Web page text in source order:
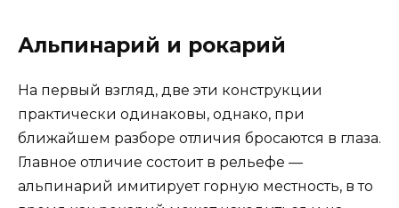
Альпинарий и рокарий
На первый взгляд, две эти конструкции
практически одинаковы, однако, при
ближайшем разборе отличия бросаются в глаза.
Главное отличие состоит в рельефе —
альпинарий имитирует горную местность, в то